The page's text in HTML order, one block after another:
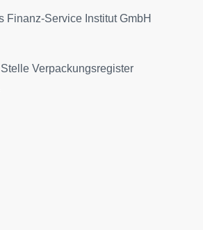
Finanz-Service Institut GmbH
Verpackungsregister